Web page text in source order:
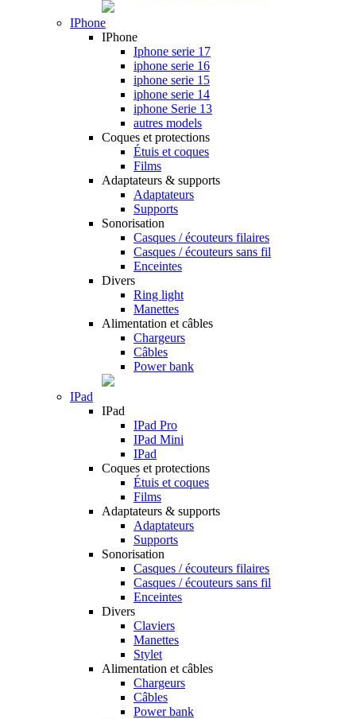
IPhone
IPhone
Iphone serie 17
iphone serie 16
iphone serie 15
iphone serie 14
iphone Serie 13
autres models
Coques et protections
Étuis et coques
Films
Adaptateurs & supports
Adaptateurs
Supports
Sonorisation
Casques / écouteurs filaires
Casques / écouteurs sans fil
Enceintes
Divers
Ring light
Manettes
Alimentation et câbles
Chargeurs
Câbles
Power bank
IPad
IPad
IPad Pro
IPad Mini
IPad
Coques et protections
Étuis et coques
Films
Adaptateurs & supports
Adaptateurs
Supports
Sonorisation
Casques / écouteurs filaires
Casques / écouteurs sans fil
Enceintes
Divers
Claviers
Manettes
Stylet
Alimentation et câbles
Chargeurs
Câbles
Power bank